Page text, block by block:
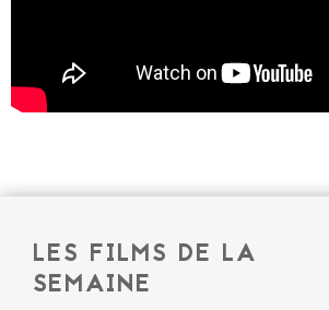
LES FILMS DE LA
SEMAINE